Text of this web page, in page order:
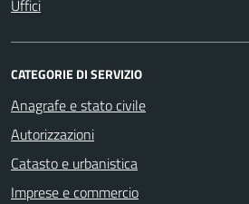
Uffici
CATEGORIE DI SERVIZIO
Anagrafe e stato civile
Autorizzazioni
Catasto e urbanistica
Imprese e commercio